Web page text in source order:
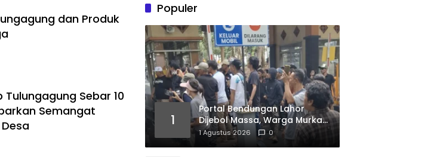
dan Produk
Tulungagung Sebar 10
Semangat
Populer
1
Portal Bendungan Lahor
Dijebol Massa, Warga Murka
Kebijakan PJT I Dinilai Matikan
Ekonomi Rakyat
1 Agustus 2026 0